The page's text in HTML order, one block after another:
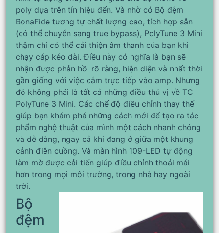
poly dựa trên tín hiệu đến. Và nhờ có Bộ đệm
BonaFide tương tự chất lượng cao, tích hợp sẵn
(có thể chuyển sang true bypass), PolyTune 3 Mini
thậm chí có thể cải thiện âm thanh của bạn khi
chạy cáp kéo dài. Điều này có nghĩa là bạn sẽ
nhận được phản hồi rõ ràng, hiện diện và nhất thời
gần giống với việc cắm trực tiếp vào amp. Nhưng
đó không phải là tất cả những điều thú vị về TC
PolyTune 3 Mini. Các chế độ điều chỉnh thay thế
giúp bạn khám phá những cách mới để tạo ra tác
phẩm nghệ thuật của mình một cách nhanh chóng
và dễ dàng, ngay cả khi đang ở giữa một khung
cảnh điên cuồng. Và màn hình 109-LED tự động
làm mờ được cải tiến giúp điều chỉnh thoải mái
hơn trong mọi môi trường, trong nhà hay ngoài
trời.
Bộ
đệm